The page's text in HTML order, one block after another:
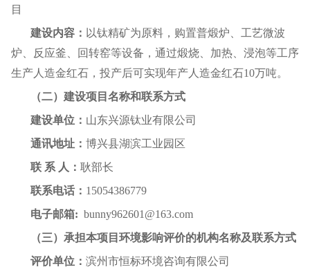
目
建设内容： 以钛精矿为原料，购置普煅炉、工艺微波
炉、反应釜、回转窑等设备，通过煅烧、加热、浸泡等工序
生产人造金红石，投产后可实现年产人造金红石10万吨。
（二）建设项目名称和联系方式
建设单位： 山东兴源钛业有限公司
通讯地址： 博兴县湖滨工业园区
联 系 人： 耿部长
联系电话： 15054386779
电子邮箱: bunny962601@163.com
（三）承担本项目环境影响评价的机构名称及联系方式
评价单位： 滨州市恒标环境咨询有限公司